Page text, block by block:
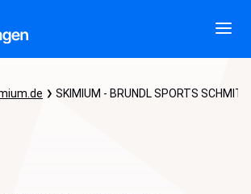
SKIMIUM - BRUNDL SPORTS